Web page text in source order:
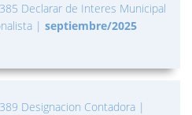
Declarar de Interes Municipal
| septiembre/2025
Designacion Contadora |